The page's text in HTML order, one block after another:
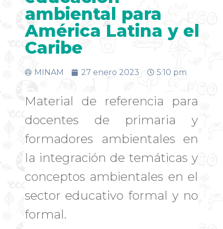
ambiental para
América Latina y el
Caribe
MINAM 27 enero 2023 5:10 pm
Material de referencia para
docentes de primaria y
formadores ambientales en
la integración de temáticas y
conceptos ambientales en el
sector educativo formal y no
formal.